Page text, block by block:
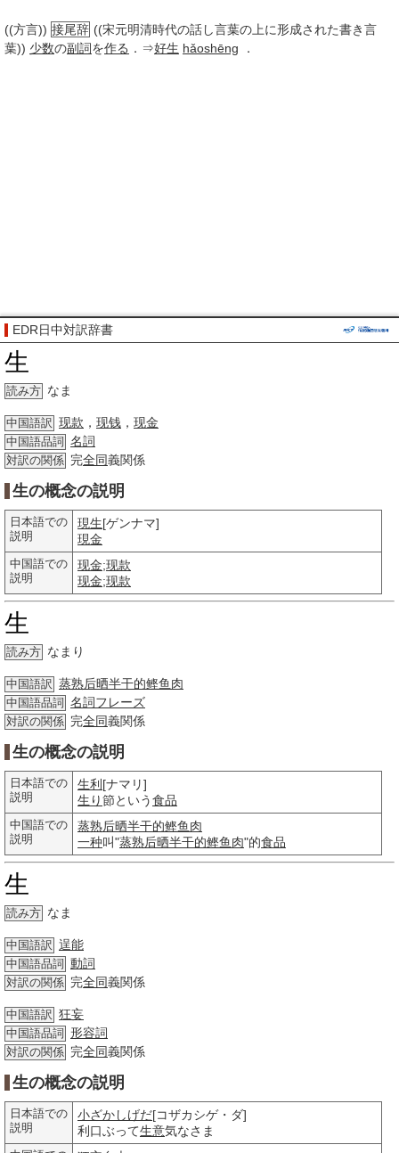
((方言)) 接尾辞 ((宋元明清時代の話し言葉の上に形成された書き言
葉)) 少数の副詞を作る ．⇒好生 hǎoshēng ．
EDR日中対訳辞書
生
読み方 なま
中国語訳 现款 ， 现钱 ， 现金
中国語品詞 名詞
対訳の関係 完全同義関係
生の概念の説明
日本語での
説明
現生[ゲンナマ]
現金
中国語での
説明
现金;现款
现金;现款
生
読み方 なまり
中国語訳 蒸熟后晒半干的鲣鱼肉
中国語品詞 名詞フレーズ
対訳の関係 完全同義関係
生の概念の説明
日本語での
説明
生利 [ナマリ]
生り節という食品
中国語での
説明
蒸熟后晒半干的鲣鱼肉
一种叫"蒸熟后晒半干的鲣鱼肉"的食品
生
読み方 なま
中国語訳 逞能
中国語品詞 動詞
対訳の関係 完全同義関係
中国語訳 狂妄
中国語品詞 形容詞
対訳の関係 完全同義関係
生の概念の説明
日本語での
説明
小ざかしげだ[コザカシゲ・ダ]
利口ぶって生意気なさま